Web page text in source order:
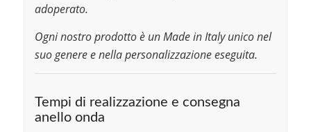
adoperato.
Ogni nostro prodotto è un Made in Italy unico nel
suo genere e nella personalizzazione eseguita.
Tempi di realizzazione e consegna
anello onda